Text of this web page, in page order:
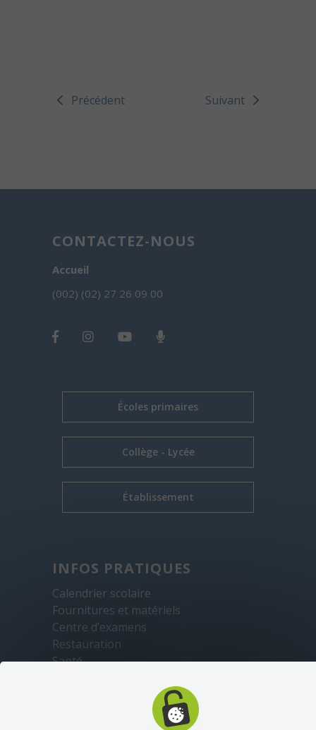
Précédent Suivant
CONTACTEZ-NOUS
Accueil
(002) (02) 27 26 09 00
Écoles primaires
Collège - Lycée
Établissement
INFOS PRATIQUES
Calendrier scolaire
Fournitures et matériels
Centre d’examens
Restauration
Santé